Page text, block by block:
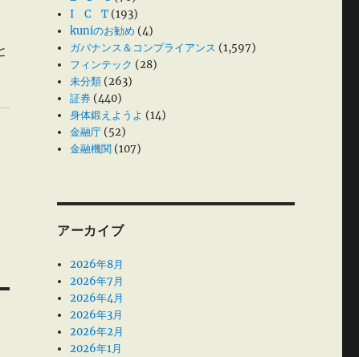
I C T (193)
kuniのお勧め (4)
ガバナンス＆コンプライアンス (1,597)
フィンテック (28)
未分類 (263)
証券 (440)
身体鍛えようよ (14)
金融庁 (52)
金融機関 (107)
アーカイブ
2026年8月
2026年7月
2026年4月
2026年3月
2026年2月
2026年1月